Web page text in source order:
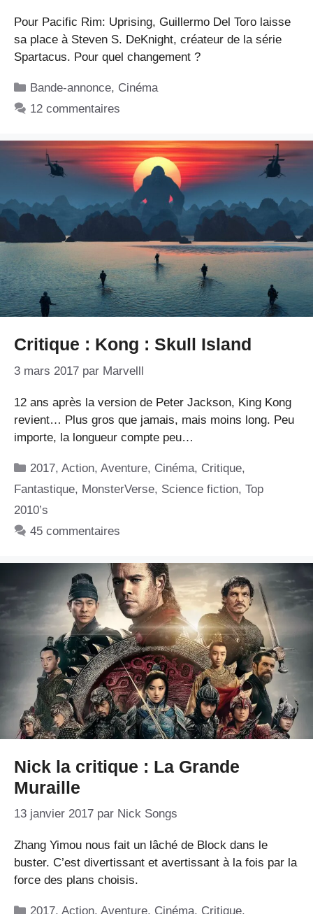
Pour Pacific Rim: Uprising, Guillermo Del Toro laisse
sa place à Steven S. DeKnight, créateur de la série
Spartacus. Pour quel changement ?
Catégories
Bande-annonce, Cinéma
12 commentaires
Critique : Kong : Skull Island
3 mars 2017 par Marvelll
12 ans après la version de Peter Jackson, King Kong
revient… Plus gros que jamais, mais moins long. Peu
importe, la longueur compte peu…
Catégories
2017,Action,Aventure, Cinéma, Critique,
Fantastique, MonsterVerse, Science fiction, Top
2010’s
45 commentaires
Nick la critique : La Grande
Muraille
13 janvier 2017 par Nick Songs
Zhang Yimou nous fait un lâché de Block dans le
buster. C’est divertissant et avertissant à la fois par la
force des plans choisis.
Catégories
2017,Action,Aventure, Cinéma, Critique,